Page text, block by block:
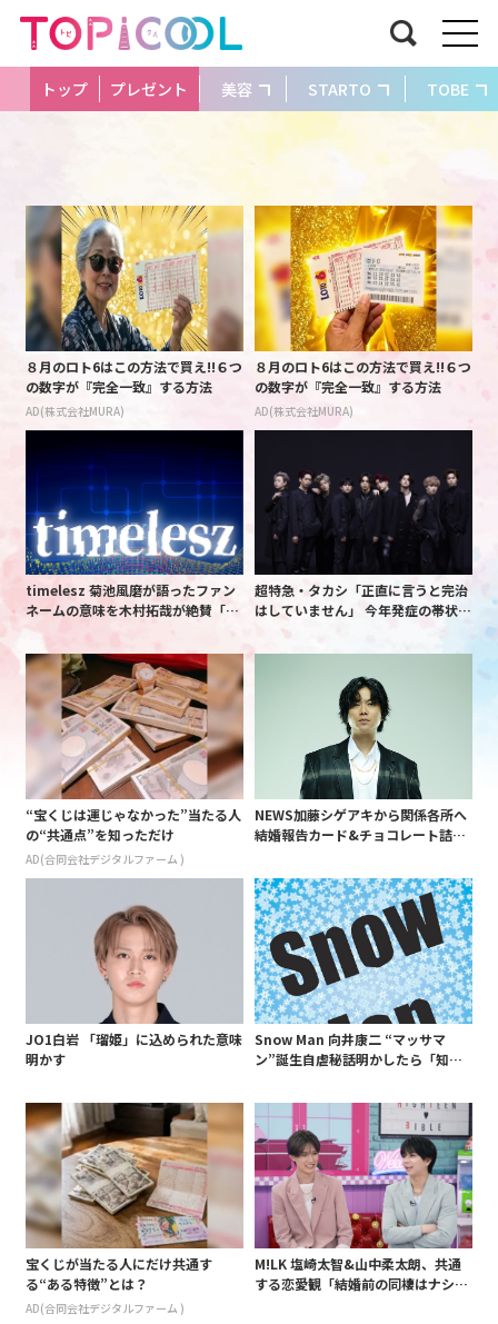
トップ プレゼント 美容 STARTO TOBE
８月のロト6はこの方法で買え!!６つ
の数字が『完全一致』する方法
AD(株式会社MURA)
８月のロト6はこの方法で買え!!６つ
の数字が『完全一致』する方法
AD(株式会社MURA)
timelesz 菊池風磨が語ったファン
ネームの意味を木村拓哉が絶賛「考
えてるな」「素敵だと思います」
超特急・タカシ「正直に言うと完治
はしていません」 今年発症の帯状疱
疹(ほうしん)の症状について本心告
白 後遺症も語る
“宝くじは運じゃなかった”当たる人
の“共通点”を知っただけ
AD(合同会社デジタルファーム )
NEWS加藤シゲアキから関係各所へ
結婚報告カード&チョコレート詰め
も添えて
JO1白岩 「瑠姫」に込められた意味
明かす
Snow Man 向井康二 “マッサマ
ン”誕生自虐秘話明かしたら「知ら
の“○○構文”が…
宝くじが当たる人にだけ共通す
る“ある特徴”とは？
AD(合同会社デジタルファーム )
M!LK 塩崎太智&山中柔太朗、共通
する恋愛観「結婚前の同棲はナシ」